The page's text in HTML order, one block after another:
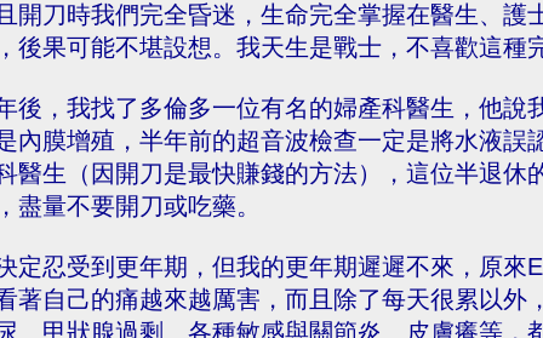
開刀時我們完全昏迷，生命完全掌握在醫生、護
後果可能不堪設想。我天生是戰士，不喜歡這種
後，我找了多倫多一位有名的婦產科醫生，他說
內膜增殖，半年前的超音波檢查一定是將水液誤
醫生（因開刀是最快賺錢的方法），這位半退休
盡量不要開刀或吃藥。
定忍受到更年期，但我的更年期遲遲不來，原來
著自己的痛越來越厲害，而且除了每天很累以外
、甲狀腺過剩、各種敏感與關節炎、皮膚癢等，